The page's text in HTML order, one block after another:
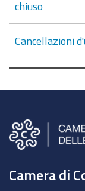
chiuso
Cancellazioni
Camera di